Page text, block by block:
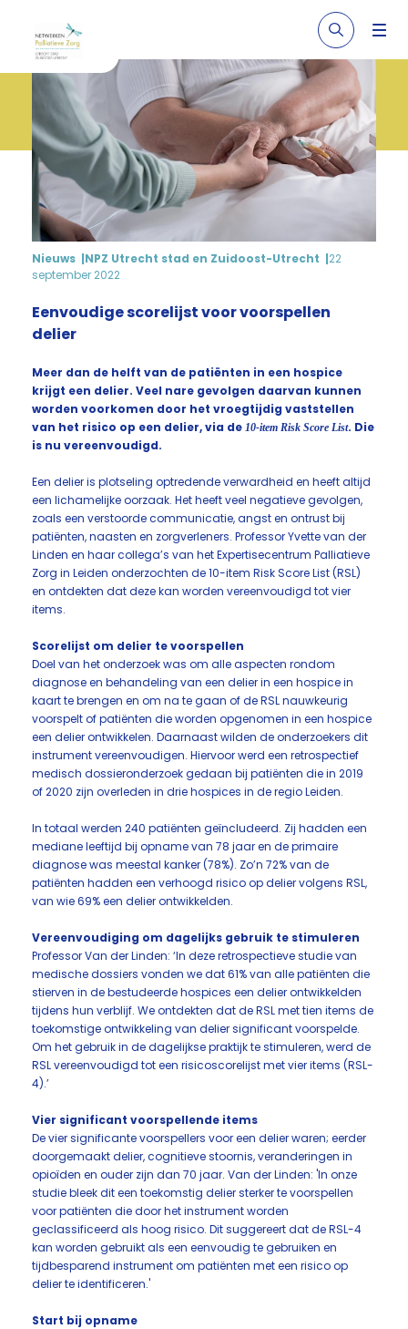
Nieuws NPZ Utrecht stad en Zuidoost-Utrecht
22
september 2022
Eenvoudige scorelijst voor voorspellen
delier
Meer dan de helft van de patiënten in een hospice
krijgt een delier. Veel nare gevolgen daarvan kunnen
worden voorkomen door het vroegtijdig vaststellen
van het risico op een delier, via de10-item Risk Score List. Die
is nu vereenvoudigd.
Een delier is plotseling optredende verwardheid en heeft altijd
een lichamelijke oorzaak. Het heeft veel negatieve gevolgen,
zoals een verstoorde communicatie, angst en ontrust bij
patiënten, naasten en zorgverleners. Professor Yvette van der
Linden en haar collega’s van het Expertisecentrum Palliatieve
Zorg in Leiden onderzochten de 10-item Risk Score List (RSL)
en ontdekten dat deze kan worden vereenvoudigd tot vier
items.
Scorelijst om delier te voorspellen
Doel van het onderzoek was om alle aspecten rondom
diagnose en behandeling van een delier in een hospice in
kaart te brengen en om na te gaan of de RSL nauwkeurig
voorspelt of patiënten die worden opgenomen in een hospice
een delier ontwikkelen. Daarnaast wilden de onderzoekers dit
instrument vereenvoudigen. Hiervoor werd een retrospectief
medisch dossieronderzoek gedaan bij patiënten die in 2019
of 2020 zijn overleden in drie hospices in de regio Leiden.
In totaal werden 240 patiënten geïncludeerd. Zij hadden een
mediane leeftijd bij opname van 78 jaar en de primaire
diagnose was meestal kanker (78%). Zo’n 72% van de
patiënten hadden een verhoogd risico op delier volgens RSL,
van wie 69% een delier ontwikkelden.
Vereenvoudiging om dagelijks gebruik te stimuleren
Professor Van der Linden: ‘In deze retrospectieve studie van
medische dossiers vonden we dat 61% van alle patiënten die
stierven in de bestudeerde hospices een delier ontwikkelden
tijdens hun verblijf. We ontdekten dat de RSL met tien items de
toekomstige ontwikkeling van delier significant voorspelde.
Om het gebruik in de dagelijkse praktijk te stimuleren, werd de
RSL vereenvoudigd tot een risicoscorelijst met vier items (RSL-
4).’
Vier significant voorspellende items
De vier significante voorspellers voor een delier waren; eerder
doorgemaakt delier, cognitieve stoornis, veranderingen in
opioïden en ouder zijn dan 70 jaar. Van der Linden: 'In onze
studie bleek dit een toekomstig delier sterker te voorspellen
voor patiënten die door het instrument worden
geclassificeerd als hoog risico. Dit suggereert dat de RSL-4
kan worden gebruikt als een eenvoudig te gebruiken en
tijdbesparend instrument om patiënten met een risico op
delier te identificeren.'
Start bij opname